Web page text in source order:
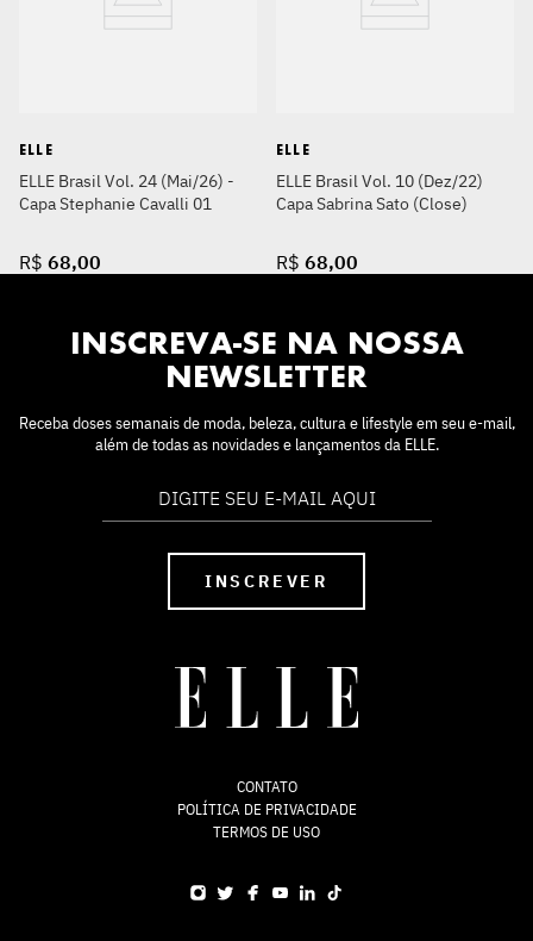
ELLE
ELLE Brasil Vol. 24 (Mai/26) -
Capa Stephanie Cavalli 01
R$ 68,00
ELLE
ELLE Brasil Vol. 10 (Dez/22)
Capa Sabrina Sato (Close)
R$ 68,00
INSCREVA-SE NA NOSSA
NEWSLETTER
Receba doses semanais de moda, beleza, cultura e lifestyle em seu e-mail,
além de todas as novidades e lançamentos da ELLE.
INSCREVER
CONTATO
POLÍTICA DE PRIVACIDADE
TERMOS DE USO